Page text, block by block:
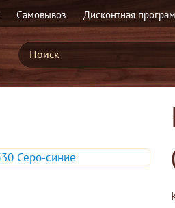
Самовывоз Дисконтная